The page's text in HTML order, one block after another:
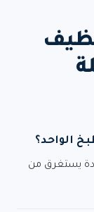
الواحد؟
يستغرق من